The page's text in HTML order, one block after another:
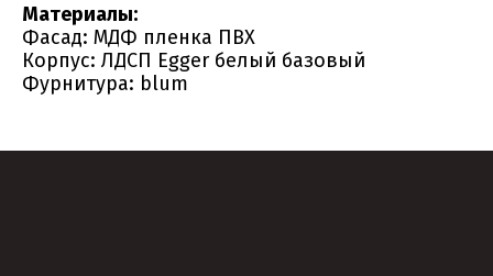
Материалы:
Фасад: МДФ пленка ПВХ
Корпус: ЛДСП Egger белый базовый
Фурнитура: blum